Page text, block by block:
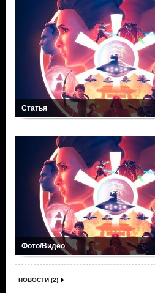
Статья
Фото/Видео
НОВОСТИ (2)